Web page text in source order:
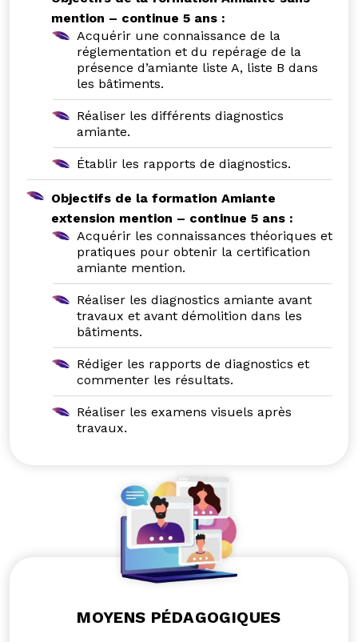
mention – continue 5 ans :
Acquérir une connaissance de la
réglementation et du repérage de la
présence d’amiante liste A, liste B dans
les bâtiments.
Réaliser les différents diagnostics
amiante.
Établir les rapports de diagnostics.
Objectifs de la formation Amiante
extension mention – continue 5 ans :
Acquérir les connaissances théoriques et
pratiques pour obtenir la certification
amiante mention.
Réaliser les diagnostics amiante avant
travaux et avant démolition dans les
bâtiments.
Rédiger les rapports de diagnostics et
commenter les résultats.
Réaliser les examens visuels après
travaux.
MOYENS PÉDAGOGIQUES